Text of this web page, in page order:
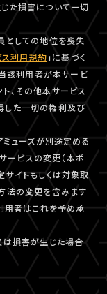
た損害について一切
としての地位を喪失
利用規約 」に基づく
該利用者が本サービ
、その他本サービス
した一切の権利及び
ミューズが別途定める
ービスの変更（本ポ
サイトもしくは対象取
法の変更を含みます
用者はこれを予め承
損害が生じた場合